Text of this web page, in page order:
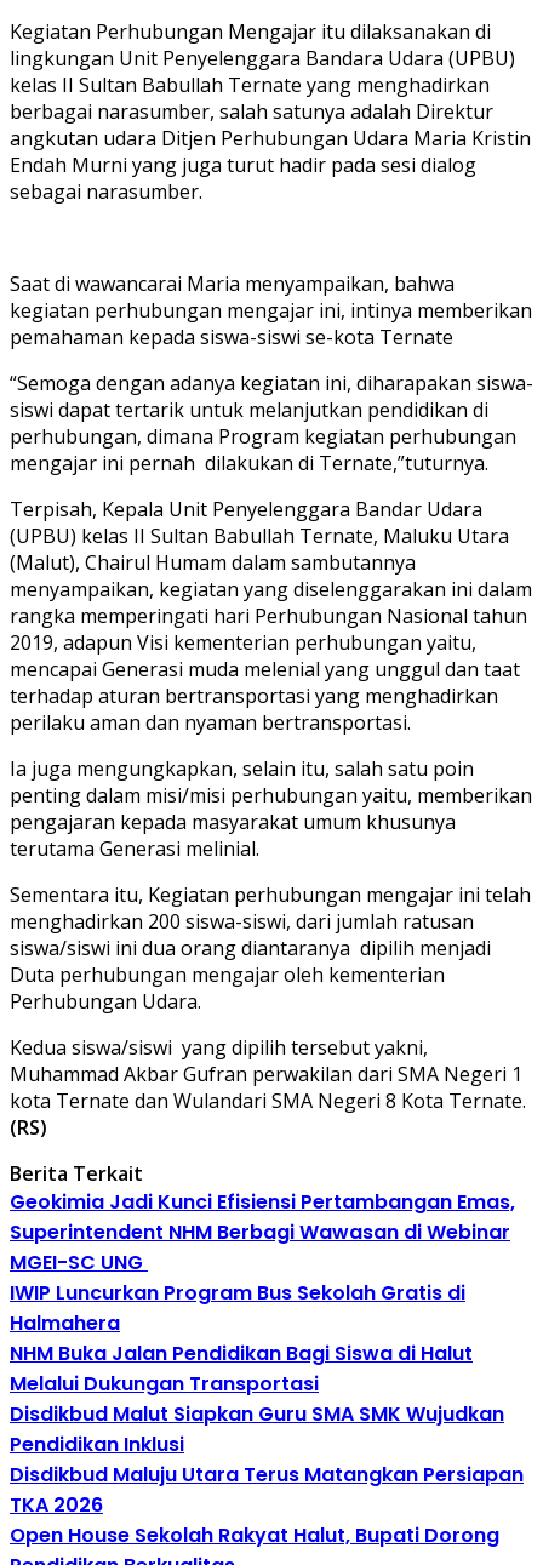
Kegiatan Perhubungan Mengajar itu dilaksanakan di
lingkungan Unit Penyelenggara Bandara Udara (UPBU)
kelas II Sultan Babullah Ternate yang menghadirkan
berbagai narasumber, salah satunya adalah Direktur
angkutan udara Ditjen Perhubungan Udara Maria Kristin
Endah Murni yang juga turut hadir pada sesi dialog
sebagai narasumber.
Saat di wawancarai Maria menyampaikan, bahwa
kegiatan perhubungan mengajar ini, intinya memberikan
pemahaman kepada siswa-siswi se-kota Ternate
“Semoga dengan adanya kegiatan ini, diharapakan siswa-
siswi dapat tertarik untuk melanjutkan pendidikan di
perhubungan, dimana Program kegiatan perhubungan
mengajar ini pernah dilakukan di Ternate,”tuturnya.
Terpisah, Kepala Unit Penyelenggara Bandar Udara
(UPBU) kelas II Sultan Babullah Ternate, Maluku Utara
(Malut), Chairul Humam dalam sambutannya
menyampaikan, kegiatan yang diselenggarakan ini dalam
rangka memperingati hari Perhubungan Nasional tahun
2019, adapun Visi kementerian perhubungan yaitu,
mencapai Generasi muda melenial yang unggul dan taat
terhadap aturan bertransportasi yang menghadirkan
perilaku aman dan nyaman bertransportasi.
Ia juga mengungkapkan, selain itu, salah satu poin
penting dalam misi/misi perhubungan yaitu, memberikan
pengajaran kepada masyarakat umum khusunya
terutama Generasi melinial.
Sementara itu, Kegiatan perhubungan mengajar ini telah
menghadirkan 200 siswa-siswi, dari jumlah ratusan
siswa/siswi ini dua orang diantaranya dipilih menjadi
Duta perhubungan mengajar oleh kementerian
Perhubungan Udara.
Kedua siswa/siswi yang dipilih tersebut yakni,
Muhammad Akbar Gufran perwakilan dari SMA Negeri 1
kota Ternate dan Wulandari SMA Negeri 8 Kota Ternate.
(RS)
Berita Terkait
Geokimia Jadi Kunci Efisiensi Pertambangan Emas,
Superintendent NHM Berbagi Wawasan di Webinar
MGEI-SC UNG
IWIP Luncurkan Program Bus Sekolah Gratis di
Halmahera
NHM Buka Jalan Pendidikan Bagi Siswa di Halut
Melalui Dukungan Transportasi
Disdikbud Malut Siapkan Guru SMA SMK Wujudkan
Pendidikan Inklusi
Disdikbud Maluju Utara Terus Matangkan Persiapan
TKA 2026
Open House Sekolah Rakyat Halut, Bupati Dorong